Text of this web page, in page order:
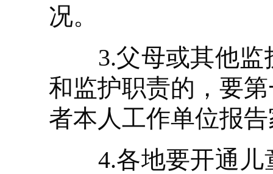
况。
3.父母或其他监
和监护职责的，要
者本人工作单位报
4.各地要开通儿